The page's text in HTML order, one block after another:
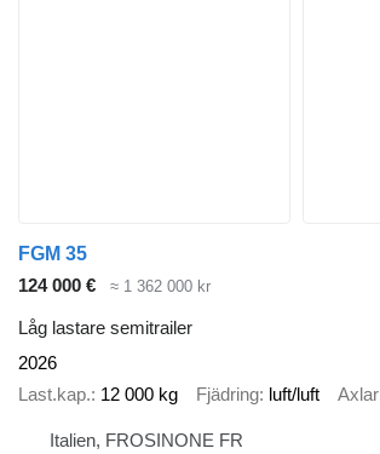
FGM 35
124 000 €
≈ 1 362 000 kr
Låg lastare semitrailer
2026
Last.kap. 12 000 kg Fjädring luft/luft Axlar
Italien, FROSINONE FR